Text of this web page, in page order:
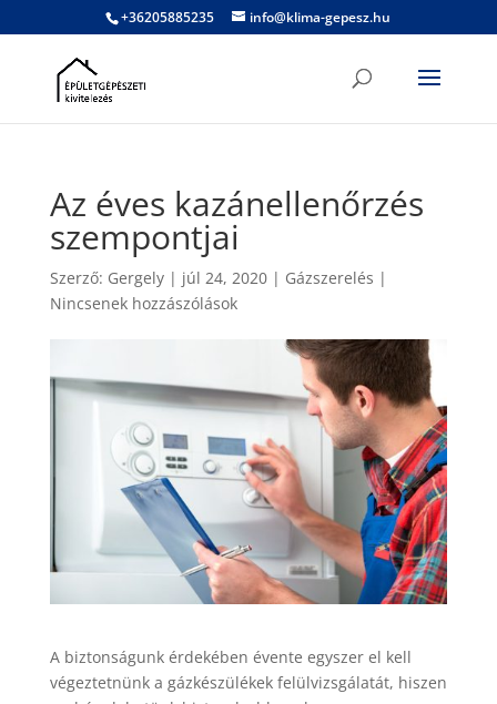
+36205885235 info@klima-gepesz.hu
Az éves kazánellenőrzés
szempontjai
Szerző: Gergely| júl 24, 2020| Gázszerelés |
Nincsenek hozzászólások
A biztonságunk érdekében évente egyszer el kell
végeztetnünk a gázkészülékek felülvizsgálatát, hiszen